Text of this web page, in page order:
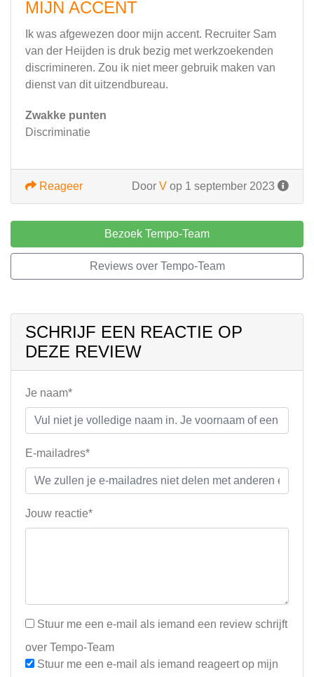
MIJN ACCENT
Ik was afgewezen door mijn accent. Recruiter Sam
van der Heijden is druk bezig met werkzoekenden
discrimineren. Zou ik niet meer gebruik maken van
dienst van dit uitzendbureau.
Zwakke punten
Discriminatie
Door V op 1 september 2023
Reageer
Bezoek Tempo-Team
Reviews over Tempo-Team
SCHRIJF EEN REACTIE OP
DEZE REVIEW
Je naam*
E-mailadres*
Jouw reactie*
Stuur me een e-mail als iemand een review schrijft
over Tempo-Team
Stuur me een e-mail als iemand reageert op mijn